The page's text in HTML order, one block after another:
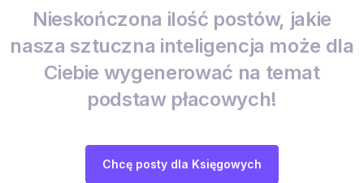
Nieskończona ilość postów, jakie
nasza sztuczna inteligencja może dla
Ciebie wygenerować na temat
podstaw płacowych!
Chcę posty dla Księgowych